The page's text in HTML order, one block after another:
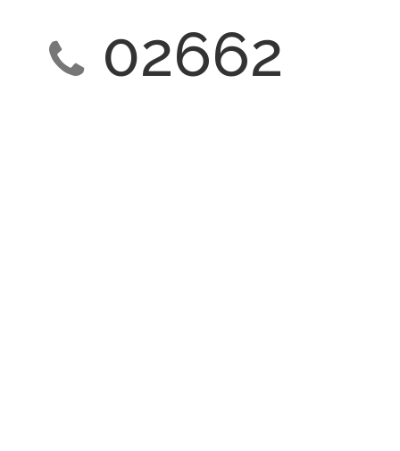
02662